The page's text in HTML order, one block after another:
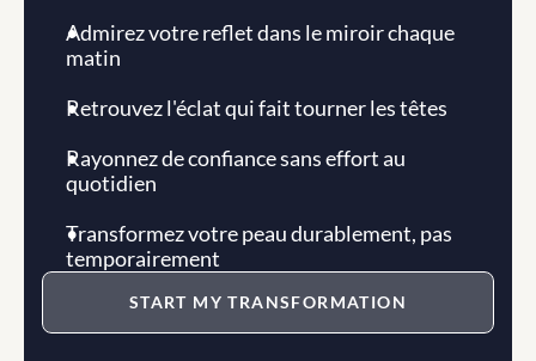
Admirez votre reflet dans le miroir chaque
matin
Retrouvez l'éclat qui fait tourner les têtes
Rayonnez de confiance sans effort au
quotidien
Transformez votre peau durablement, pas
temporairement
START MY TRANSFORMATION